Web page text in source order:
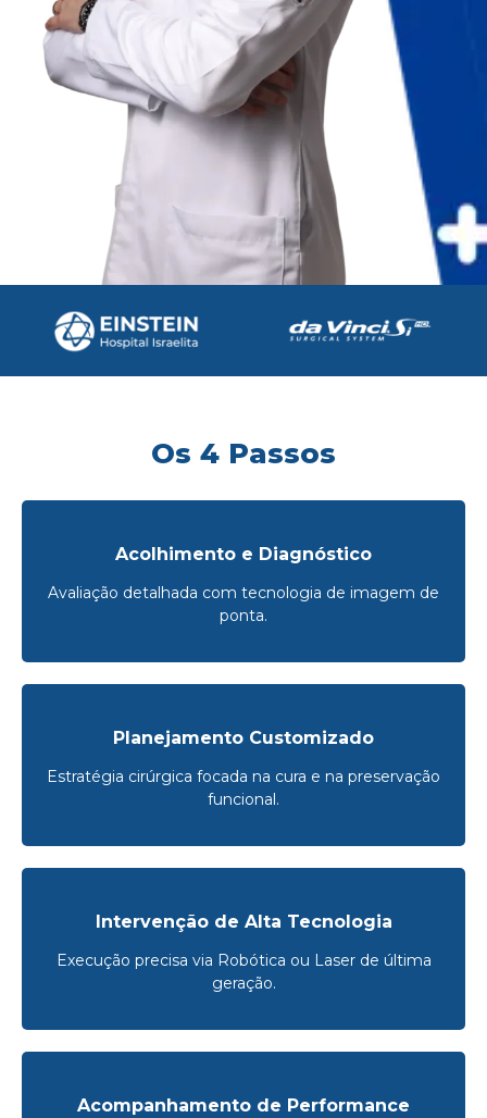
Os 4 Passos
Acolhimento e Diagnóstico
Avaliação detalhada com tecnologia de imagem de
ponta.
Planejamento Customizado
Estratégia cirúrgica focada na cura e na preservação
funcional.
Intervenção de Alta Tecnologia
Execução precisa via Robótica ou Laser de última
geração.
Acompanhamento de Performance